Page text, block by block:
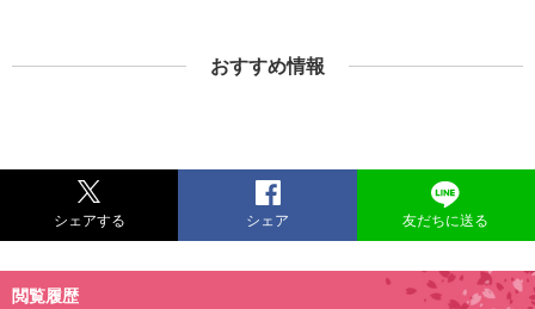
おすすめ情報
シェアする シェア 友だちに送る
閲覧履歴